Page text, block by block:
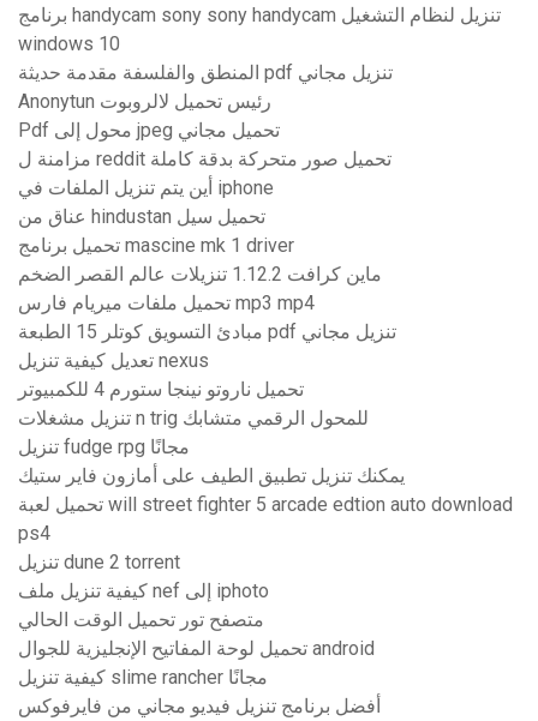
برنامج handycam sony sony handycam تنزيل لنظام التشغيل
windows 10
المنطق والفلسفة مقدمة حديثة pdf تنزيل مجاني
Anonytun رئيس تحميل لالروبوت
Pdf محول إلى jpeg تحميل مجاني
مزامنة ل reddit تحميل صور متحركة بدقة كاملة
أين يتم تنزيل الملفات في iphone
عناق من hindustan تحميل سيل
تحميل برنامج mascine mk 1 driver
ماين كرافت 1.12.2 تنزيلات عالم القصر الضخم
تحميل ملفات ميريام فارس mp3 mp4
مبادئ التسويق كوتلر 15 الطبعة pdf تنزيل مجاني
تعديل كيفية تنزيل nexus
تحميل ناروتو نينجا ستورم 4 للكمبيوتر
تنزيل مشغلات n trig للمحول الرقمي متشابك
تنزيل fudge rpg مجانًا
يمكنك تنزيل تطبيق الطيف على أمازون فاير ستيك
تحميل لعبة will street fighter 5 arcade edtion auto download
ps4
تنزيل dune 2 torrent
كيفية تنزيل ملف nef إلى iphoto
متصفح تور تحميل الوقت الحالي
تحميل لوحة المفاتيح الإنجليزية للجوال android
كيفية تنزيل slime rancher مجانًا
أفضل برنامج تنزيل فيديو مجاني من فايرفوكس